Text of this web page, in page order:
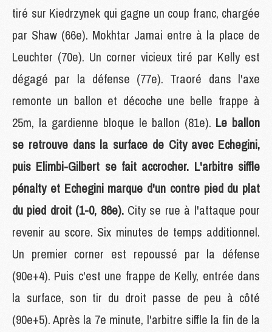
tiré sur Kiedrzynek qui gagne un coup franc, chargée
par Shaw (66e). Mokhtar Jamai entre à la place de
Leuchter (70e). Un corner vicieux tiré par Kelly est
dégagé par la défense (77e). Traoré dans l'axe
remonte un ballon et décoche une belle frappe à
25m, la gardienne bloque le ballon (81e). Le ballon
se retrouve dans la surface de City avec Echegini,
puis Elimbi-Gilbert se fait accrocher. L'arbitre siffle
pénalty et Echegini marque d'un contre pied du plat
du pied droit (1-0, 86e).City se rue à l'attaque pour
revenir au score. Six minutes de temps additionnel.
Un premier corner est repoussé par la défense
(90e+4). Puis c'est une frappe de Kelly, entrée dans
la surface, son tir du droit passe de peu à côté
(90e+5). Après la 7e minute, l'arbitre siffle la fin de la